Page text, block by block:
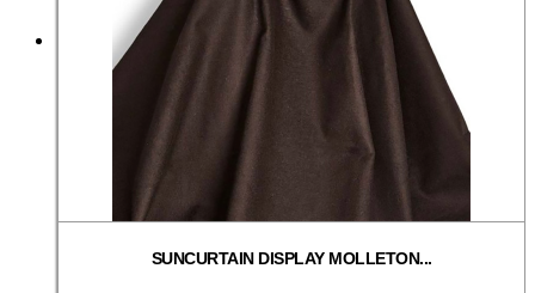
SUNCURTAIN DISPLAY MOLLETON...